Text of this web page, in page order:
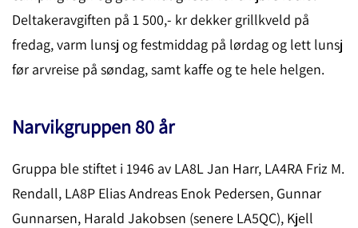
Deltakeravgiften på 1 500,- kr dekker grillkveld på
fredag, varm lunsj og festmiddag på lørdag og lett lunsj
før arvreise på søndag, samt kaffe og te hele helgen.
Narvikgruppen 80 år
Gruppa ble stiftet i 1946 av LA8L Jan Harr, LA4RA Friz M.
Rendall, LA8P Elias Andreas Enok Pedersen, Gunnar
Gunnarsen, Harald Jakobsen (senere LA5QC), Kjell